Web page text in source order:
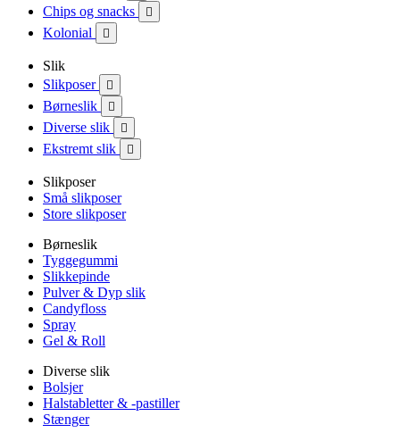
Chips og snacks 
Kolonial 
Slik
Slikposer

Børneslik 
Diverse slik 
Ekstremt slik 
Slikposer
Små slikposer
Store slikposer
Børneslik
Tyggegummi
Slikkepinde
Pulver & Dyp slik
Candyfloss
Spray
Gel & Roll
Diverse slik
Bolsjer
Halstabletter & -pastiller
Stænger